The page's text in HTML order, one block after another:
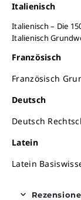
Italienisch
Italienisch – Die
Italienisch
Französisch
Französisch
Deutsch
Deutsch
Latein
Latein